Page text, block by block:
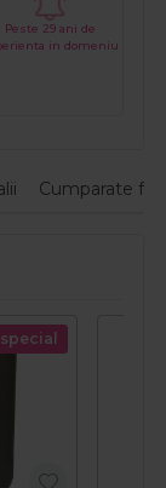
Peste 29 ani de
in domeniu
Cumparate